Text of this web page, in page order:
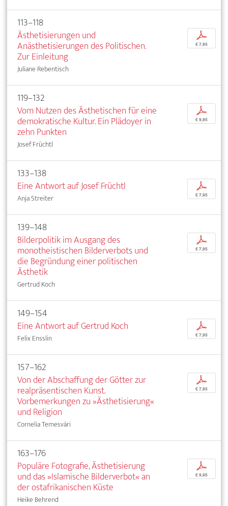
113–118
Ästhetisierungen und
Anästhetisierungen des Politischen.
Zur Einleitung
Juliane Rebentisch
p
€ 7,95
119–132
Vom Nutzen des Ästhetischen für eine
demokratische Kultur. Ein Plädoyer in
zehn Punkten
Josef Früchtl
p
€ 9,95
133–138
Eine Antwort auf Josef Früchtl
Anja Streiter
p
€ 7,95
139–148
Bilderpolitik im Ausgang des
monotheistischen Bilderverbots und
die Begründung einer politischen
Ästhetik
Gertrud Koch
p
€ 7,95
149–154
Eine Antwort auf Gertrud Koch
Felix Ensslin
p
€ 7,95
157–162
Von der Abschaffung der Götter zur
realpräsentischen Kunst.
Vorbemerkungen zu »Ästhetisierung«
und Religion
Cornelia Temesvári
p
€ 7,95
163–176
Populäre Fotografie, Ästhetisierung
und das »Islamische Bilderverbot« an
der ostafrikanischen Küste
Heike Behrend
p
€ 9,95